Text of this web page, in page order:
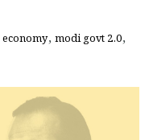
economy, modi govt 2.0,